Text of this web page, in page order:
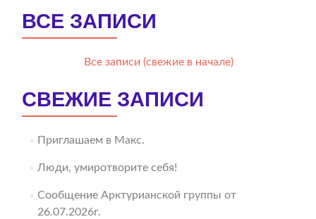
ВСЕ ЗАПИСИ
Все записи (свежие в начале)
СВЕЖИЕ ЗАПИСИ
Приглашаем в Макс.
Люди, умиротворите себя!
Сообщение Арктурианской группы от
26.07.2026г.